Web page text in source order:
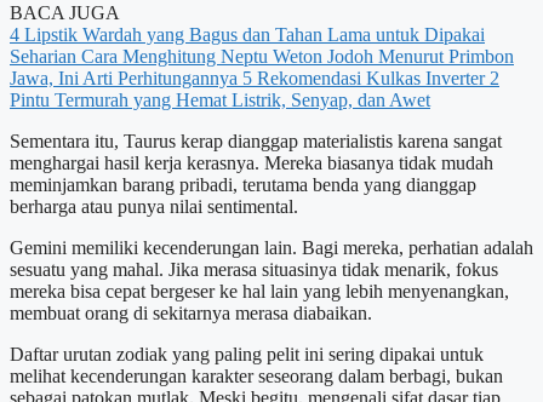
BACA JUGA
4 Lipstik Wardah yang Bagus dan Tahan Lama untuk Dipakai
Seharian Cara Menghitung Neptu Weton Jodoh Menurut Primbon
Jawa, Ini Arti Perhitungannya 5 Rekomendasi Kulkas Inverter 2
Pintu Termurah yang Hemat Listrik, Senyap, dan Awet
Sementara itu, Taurus kerap dianggap materialistis karena sangat
menghargai hasil kerja kerasnya. Mereka biasanya tidak mudah
meminjamkan barang pribadi, terutama benda yang dianggap
berharga atau punya nilai sentimental.
Gemini memiliki kecenderungan lain. Bagi mereka, perhatian adalah
sesuatu yang mahal. Jika merasa situasinya tidak menarik, fokus
mereka bisa cepat bergeser ke hal lain yang lebih menyenangkan,
membuat orang di sekitarnya merasa diabaikan.
Daftar urutan zodiak yang paling pelit ini sering dipakai untuk
melihat kecenderungan karakter seseorang dalam berbagi, bukan
sebagai patokan mutlak. Meski begitu, mengenali sifat dasar tiap